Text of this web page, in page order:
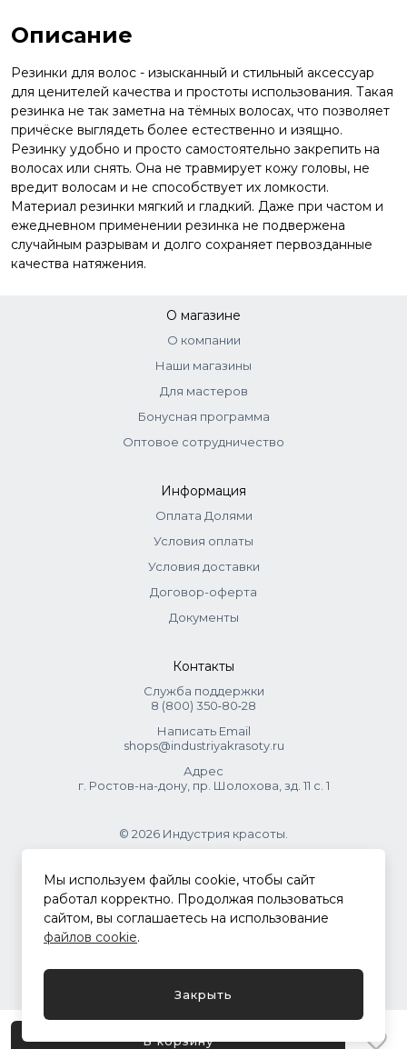
В корзину
Описание
Резинки для волос - изысканный и стильный аксессуар
для ценителей качества и простоты использования. Такая
резинка не так заметна на тёмных волосах, что позволяет
причёске выглядеть более естественно и изящно.
Резинку удобно и просто самостоятельно закрепить на
волосах или снять. Она не травмирует кожу головы, не
вредит волосам и не способствует их ломкости.
Материал резинки мягкий и гладкий. Даже при частом и
ежедневном применении резинка не подвержена
случайным разрывам и долго сохраняет первозданные
качества натяжения.
О магазине
О компании
Наши магазины
Для мастеров
Бонусная программа
Оптовое сотрудничество
Информация
Оплата Долями
Условия оплаты
Условия доставки
Договор-оферта
Документы
Контакты
Служба поддержки
8 (800) 350‑80‑28
Написать Email
shops@industriyakrasoty.ru
Адрес
г. Ростов-на-дону, пр. Шолохова, зд. 11 с. 1
© 2026 Индустрия красоты.
.
Политика конфиденциальности
Мы используем файлы cookie, чтобы сайт
работал корректно. Продолжая пользоваться
сайтом, вы соглашаетесь на использование
файлов cookie.
Закрыть